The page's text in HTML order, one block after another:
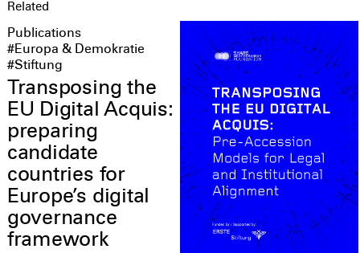
Related
Publications
#Europa & Demokratie
#Stiftung
Transposing the
EU Digital Acquis:
preparing
candidate
countries for
Europe’s digital
governance
framework